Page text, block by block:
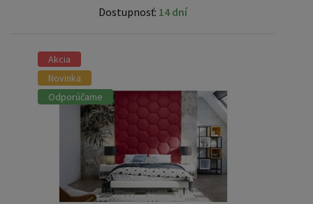
Dostupnosť: 14 dní
Akcia
Novinka
Odporúčame